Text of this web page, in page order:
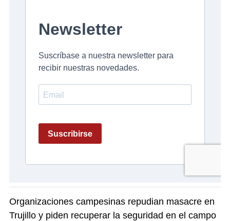
Organizaciones campesinas repudian masacre en
Trujillo y piden recuperar la seguridad en el campo